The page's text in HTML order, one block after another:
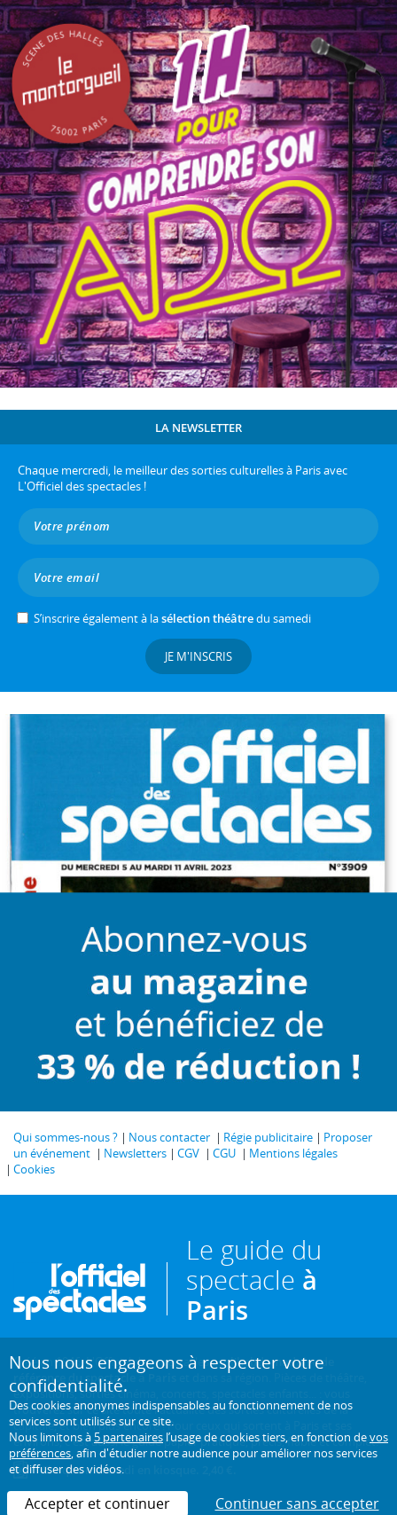
LA NEWSLETTER
Chaque mercredi, le meilleur des sorties culturelles à Paris avec
L'Officiel des spectacles !
S’inscrire également à lasélection théâtredu samedi
JE M'INSCRIS
Qui sommes-nous ? Nous contacter Régie publicitaire
Proposer
un événement
Newsletters CGV CGU
Mentions légales
Cookies
Le guide du
spectacle à
Paris
Créé en 1946, L'Officiel des spectacles estl'hebdomadaire de
référence du spectacle à Paris
et dans sa région. Pièces de théâtre,
expositions, sorties cinéma, concerts, spectacles enfants... : vous
trouverez sur ce site toute l'actualité des sorties culturelles de la
capitale, et bien plus encore ! Pour ceux qui sortent à Paris et ses
environs, c'est aussi le guide papier pratique, précis, fiable et complet.
Chaque mercredi en kiosque. 2,40 €.
Nous nous engageons à respecter votre
confidentialité.
Des cookies anonymes indispensables au fonctionnement de nos
services sont utilisés sur ce site.
Nous limitons à5 partenaires l’usage de cookies tiers, en fonction devos
préférences, afin d'étudier notre audience pour améliorer nos services
et diffuser des vidéos.
Accepter et continuer Continuer sans accepter